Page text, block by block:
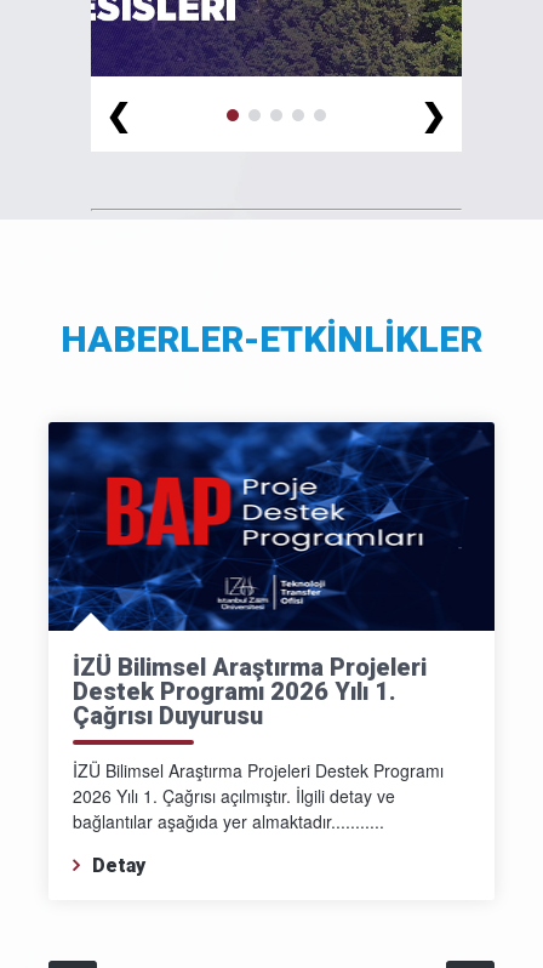
❮ ❯
HABERLER-ETKİNLİKLER
İZÜ Bilimsel Araştırma Projeleri
Destek Programı 2026 Yılı 1.
Çağrısı Duyurusu
İZÜ Bilimsel Araştırma Projeleri Destek Programı
2026 Yılı 1. Çağrısı açılmıştır. İlgili detay ve
bağlantılar aşağıda yer almaktadır...........
Detay